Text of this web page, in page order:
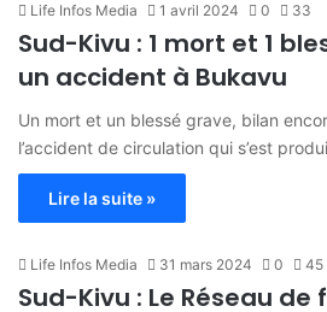
Life Infos Media 1 avril 2024 0 33
Sud-Kivu : 1 mort et 1
un accident à Bukavu
Un mort et un blessé grave, bilan
l’accident de circulation qui s’est
Lire la suite »
Life Infos Media 31 mars 2024 0 45
Sud-Kivu : Le Réseau de